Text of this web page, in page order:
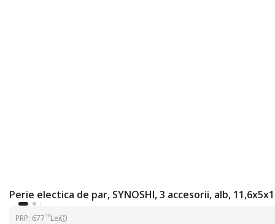
Perie electica de par, SYNOSHI, 3 accesorii, alb,
PRP: 677 16Lei